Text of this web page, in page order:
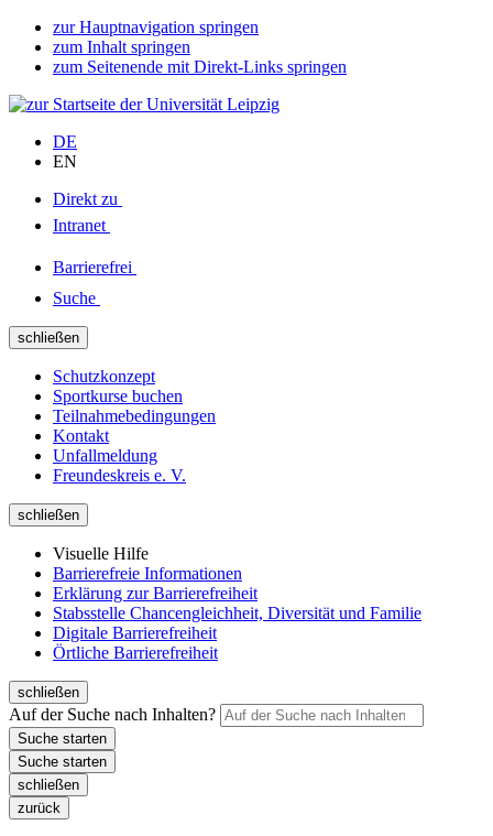
zur Hauptnavigation springen
zum Inhalt springen
zum Seitenende mit Direkt-Links springen
DE
EN
Direkt zu
Intranet
Barrierefrei
Suche
schließen
Schutzkonzept
Sportkurse buchen
Teilnahmebedingungen
Kontakt
Unfallmeldung
Freundeskreis e. V.
schließen
Visuelle Hilfe
Barrierefreie Informationen
Erklärung zur Barrierefreiheit
Stabsstelle Chancengleichheit, Diversität und Familie
Digitale Barrierefreiheit
Örtliche Barrierefreiheit
schließen
Auf der Suche nach Inhalten?
schließen
zurück